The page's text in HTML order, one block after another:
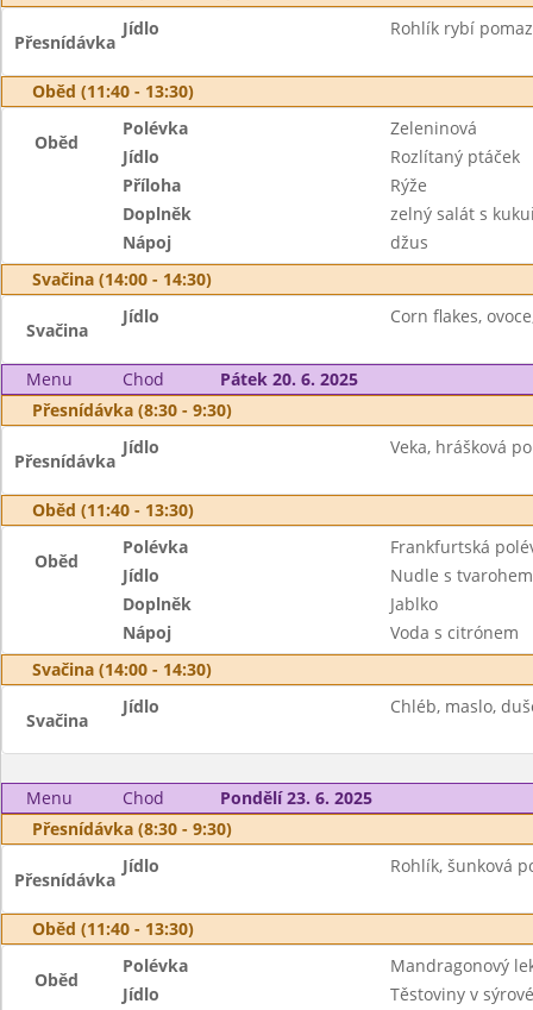
Přesnídávka
Jídlo Rohlík rybí
Oběd (11:40 - 13:30)
Oběd
Polévka
Zeleninová
Jídlo
Rozlítaný ptáček
Příloha
Rýže
Doplněk
zelný salát s
Nápoj
džus
Svačina (14:00 - 14:30)
Svačina
Jídlo Corn flakes,
Menu Chod
Pátek 20. 6. 2025
Přesnídávka (8:30 - 9:30)
Přesnídávka
Jídlo Veka, hrášková
Oběd (11:40 - 13:30)
Oběd
Polévka
Frankfurtská
Jídlo
Nudle s tvarohem
Doplněk
Jablko
Nápoj
Voda s citrónem
Svačina (14:00 - 14:30)
Svačina
Jídlo Chléb, maslo,
Menu Chod
Pondělí 23. 6. 2025
Přesnídávka (8:30 - 9:30)
Přesnídávka
Jídlo Rohlík, šunková
Oběd (11:40 - 13:30)
Oběd
Polévka
Mandragonový
Jídlo
Těstoviny v